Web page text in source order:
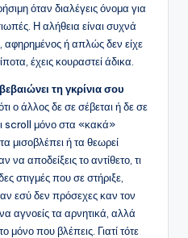
όταν διαλέγεις όνομα για
Η αλήθεια είναι συχνά
αφηρημένος ή απλώς δεν είχε
έχεις κουραστεί άδικα.
τη γκρίνια σου
ο άλλος δε σε σέβεται ή δε σε
scroll μόνο στα «κακά»
μισοβλέπει ή τα θεωρεί
αποδείξεις το αντίθετο, τι
στιγμές που σε στήριξε,
εσύ δεν πρόσεχες καν τον
αγνοείς τα αρνητικά, αλλά
μόνο που βλέπεις. Γιατί τότε